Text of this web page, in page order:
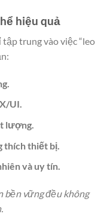
hiệu quả
tập trung vào việc “leo
UI.
lượng.
thiết bị.
và uy tín.
bền vững đều không